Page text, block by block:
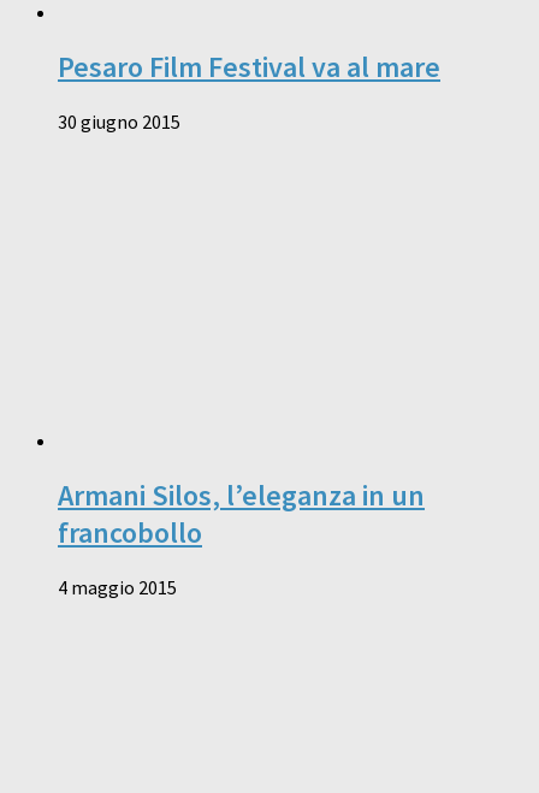
Pesaro Film Festival va al mare
30 giugno 2015
Armani Silos, l’eleganza in un
francobollo
4 maggio 2015